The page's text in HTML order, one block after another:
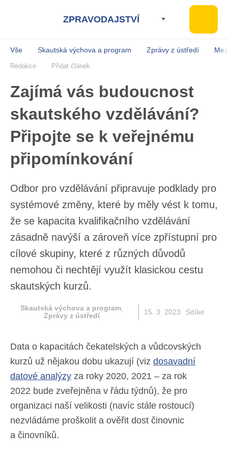
ZPRAVODAJSTVÍ
Vše Skautská výchova a program Zprávy z ústředí
Redakce Přidat článek
Zajímá vás budoucnost
skautského vzdělávání?
Připojte se k veřejnému
připomínkování
Odbor pro vzdělávání připravuje podklady
pro systémové změny, které by měly vést
k tomu, že se kapacita kvalifikačního
vzdělávání zásadně navýší a zároveň více
zpřístupní pro cílové skupiny, které z
různých důvodů nemohou či nechtějí
využít klasickou cestu skautských kurzů.
Skautská výchova a program
Zprávy z ústředí 15. 3. 2023 Sdílet
Data o kapacitách čekatelských a vůdcovských
kurzů už nějakou dobu ukazují (vizdosavadní
datové analýzyza roky 2020, 2021 – za rok
2022 bude zveřejněna v řádu týdnů), že pro
organizaci naší velikosti (navíc stále rostoucí)
nezvládáme proškolit a ověřit dost činovnic
a činovníků.